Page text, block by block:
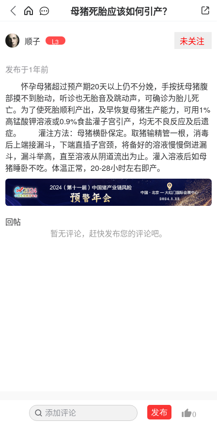
母猪死胎应该如何引产？
顺子 L3 未关注
发布于1年前
怀孕母猪超过预产期20天以上仍不分娩，手按抚母猪腹
部摸不到胎动，听诊也无胎音及跳动声，可确诊为胎儿死
亡。为了使死胎顺利产出，及早恢复母猪生产能力，可用1%
高锰酸钾溶液或0.9%食盐灌子宫引产，均无不良反应及后遗
症。 灌注方法：母猪横卧保定。取猪输精管一根，消毒
后上端接漏斗，下端直插子宫颈，将备好的溶液慢慢倒进漏
斗，漏斗举高，直至溶液从阴道流出为止。灌入溶液后如母
猪睡卧不吃。体温正常，20-28小时左右即产。
回帖
暂无评论，赶快发布您的评论吧。
添加评论 搜索发布 0